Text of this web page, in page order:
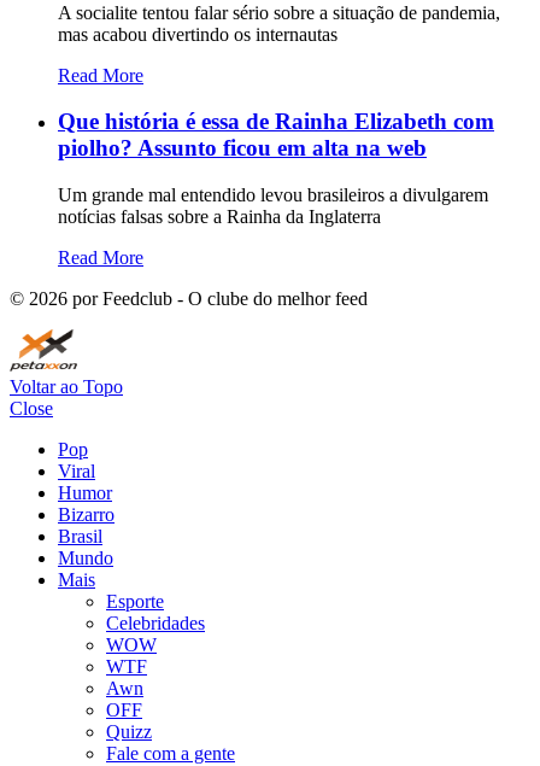
A socialite tentou falar sério sobre a situação de pandemia,
mas acabou divertindo os internautas
Read More
Que história é essa de Rainha Elizabeth com
piolho? Assunto ficou em alta na web
Um grande mal entendido levou brasileiros a divulgarem
notícias falsas sobre a Rainha da Inglaterra
Read More
© 2026 por Feedclub - O clube do melhor feed
Voltar ao Topo
Close
Pop
Viral
Humor
Bizarro
Brasil
Mundo
Mais
Esporte
Celebridades
WOW
WTF
Awn
OFF
Quizz
Fale com a gente